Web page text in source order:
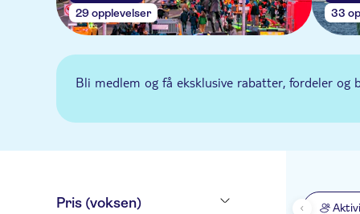
29 opplevelser 33
Bli medlem og få eksklusive rabatter, fordeler og
Pris (voksen)